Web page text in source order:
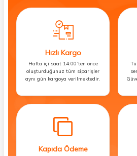
Hızlı Kargo
Hafta içi saat 14:00’ten önce
oluşturduğunuz tüm siparişler
aynı gün kargoya verilmektedir.
Kapıda Ödeme